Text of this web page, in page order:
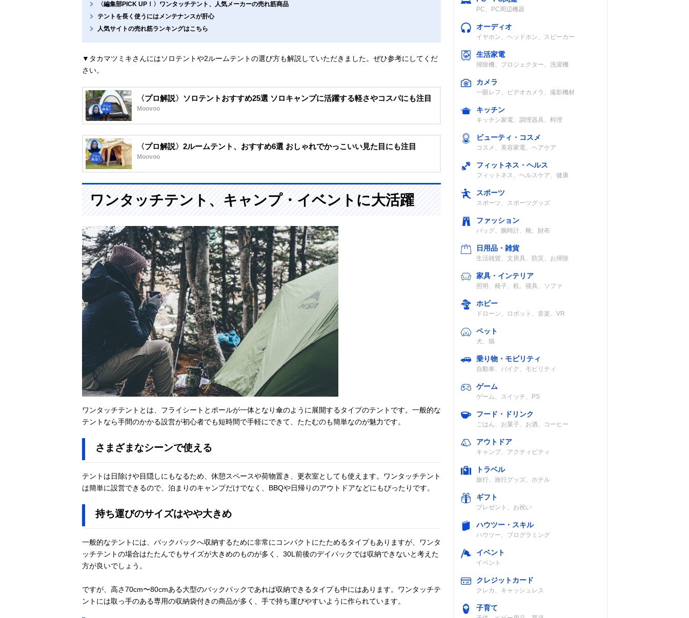
〈編集部PICK UP！〉ワンタッチテント、人気メーカーの売れ筋商品
テントを長く使うにはメンテナンスが肝心
人気サイトの売れ筋ランキングはこちら
▼タカマツミキさんにはソロテントや2ルームテントの選び方も解説していただきました。ぜひ参考にしてくだ
さい。
〈プロ解説〉ソロテントおすすめ25選 ソロキャンプに活躍する軽さやコスパにも注目
Moovoo
〈プロ解説〉2ルームテント、おすすめ6選 おしゃれでかっこいい見た目にも注目
Moovoo
ワンタッチテント、キャンプ・イベントに大活躍
ワンタッチテントとは、フライシートとポールが一体となり傘のように展開するタイプのテントです。一般的な
テントなら手間のかかる設営が初心者でも短時間で手軽にできて、たたむのも簡単なのが魅力です。
さまざまなシーンで使える
テントは日除けや目隠しにもなるため、休憩スペースや荷物置き、更衣室としても使えます。ワンタッチテント
は簡単に設営できるので、泊まりのキャンプだけでなく、BBQや日帰りのアウトドアなどにもぴったりです。
持ち運びのサイズはやや大きめ
一般的なテントには、バックパックへ収納するために非常にコンパクトにたためるタイプもありますが、ワンタ
ッチテントの場合はたたんでもサイズが大きめのものが多く、30L前後のデイパックでは収納できないと考えた
方が良いでしょう。
ですが、高さ70cm〜80cmある大型のバックパックであれば収納できるタイプも中にはあります。ワンタッチテ
ントには取っ手のある専用の収納袋付きの商品が多く、手で持ち運びやすいように作られています。
PC、PC周辺機器
オーディオ
イヤホン、ヘッドホン、スピーカー
生活家電
掃除機、プロジェクター、洗濯機
カメラ
一眼レフ、ビデオカメラ、撮影機材
キッチン
キッチン家電、調理器具、料理
ビューティ・コスメ
コスメ、美容家電、ヘアケア
フィットネス・ヘルス
フィットネス、ヘルスケア、健康
スポーツ
スポーツ、スポーツグッズ
ファッション
バッグ、腕時計、靴、財布
日用品・雑貨
生活雑貨、文房具、防災、お掃除
家具・インテリア
照明、椅子、机、寝具、ソファ
ホビー
ドローン、ロボット、音楽、VR
ペット
犬、猫
乗り物・モビリティ
自動車、バイク、モビリティ
ゲーム
ゲーム、スイッチ、PS
フード・ドリンク
ごはん、お菓子、お酒、コーヒー
アウトドア
キャンプ、アクティビティ
トラベル
旅行、旅行グッズ、ホテル
ギフト
プレゼント、お祝い
ハウツー・スキル
ハウツー、プログラミング
イベント
イベント
クレジットカード
クレカ、キャッシュレス
子育て